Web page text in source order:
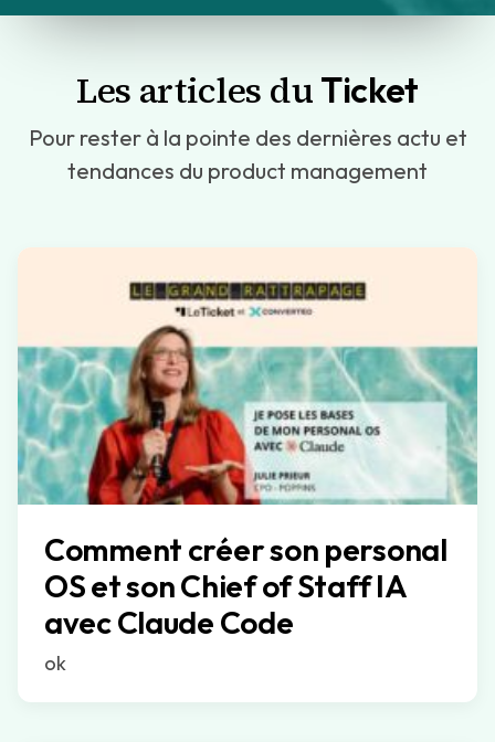
Les articles du Ticket
Pour rester à la pointe des dernières actu et
tendances du product management
Comment créer son personal
OS et son Chief of Staff IA
avec Claude Code
ok